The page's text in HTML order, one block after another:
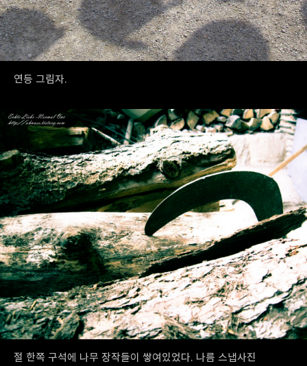
연등 그림자.
절 한쪽 구석에 나무 장작들이 쌓여있었다. 나름 스냅사진